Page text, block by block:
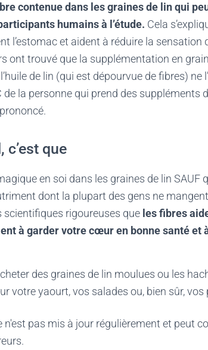
contenue dans les graines de lin qui
humains à l’étude. Cela
l’estomac et aident à réduire la sensation
ont trouvé que la supplémentation en
de lin (qui est dépourvue de fibres) ne
de la personne qui prend des suppléments
c’est que
en soi dans les graines de lin SAUF
dont la plupart des gens ne
scientifiques rigoureuses que les fibres
à garder votre cœur en bonne santé et
des graines de lin moulues ou les
votre yaourt, vos salades ou, bien sûr, vos
n'est pas mis à jour régulièrement et peut